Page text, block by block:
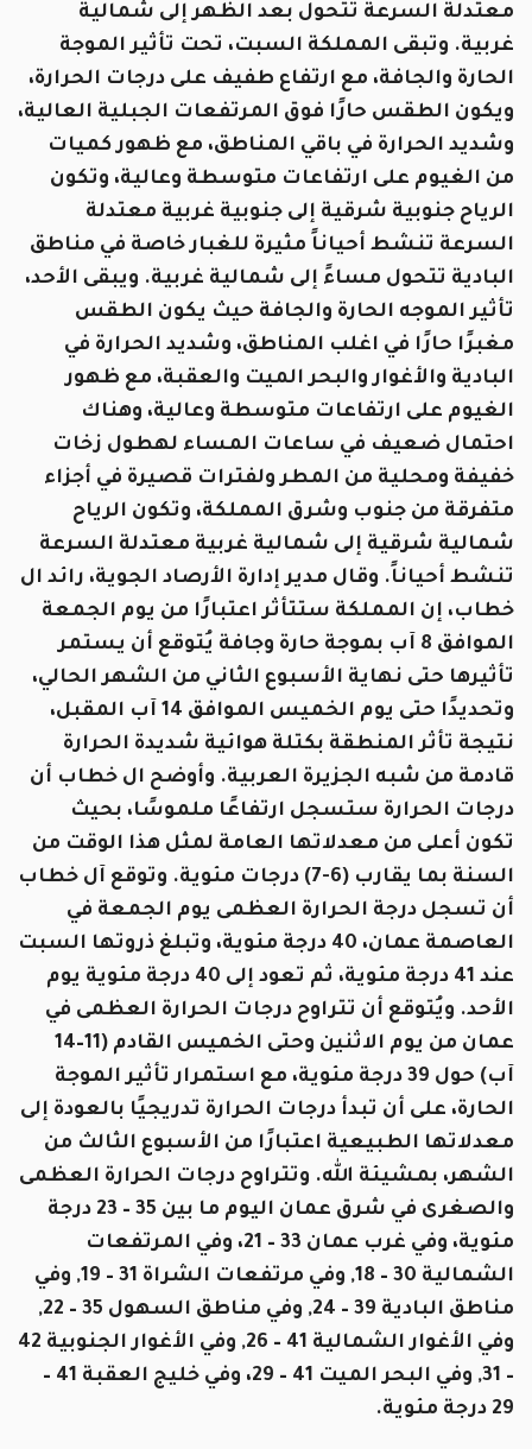
معتدلة السرعة تتحول بعد الظهر إلى شمالية
غربية. وتبقى المملكة السبت، تحت تأثير الموجة
الحارة والجافة، مع ارتفاع طفيف على درجات الحرارة،
ويكون الطقس حارًا فوق المرتفعات الجبلية العالية،
وشديد الحرارة في باقي المناطق، مع ظهور كميات
من الغيوم على ارتفاعات متوسطة وعالية، وتكون
الرياح جنوبية شرقية إلى جنوبية غربية معتدلة
السرعة تنشط أحياناً مثيرة للغبار خاصة في مناطق
البادية تتحول مساءً إلى شمالية غربية. ويبقى الأحد،
تأثير الموجه الحارة والجافة حيث يكون الطقس
مغبرًا حارًا في اغلب المناطق، وشديد الحرارة في
البادية والأغوار والبحر الميت والعقبة، مع ظهور
الغيوم على ارتفاعات متوسطة وعالية، وهناك
احتمال ضعيف في ساعات المساء لهطول زخات
خفيفة ومحلية من المطر ولفترات قصيرة في أجزاء
متفرقة من جنوب وشرق المملكة، وتكون الرياح
شمالية شرقية إلى شمالية غربية معتدلة السرعة
تنشط أحياناً. وقال مدير إدارة الأرصاد الجوية، رائد ال
خطاب، إن المملكة ستتأثر اعتبارًا من يوم الجمعة
الموافق 8 آب بموجة حارة وجافة يُتوقع أن يستمر
تأثيرها حتى نهاية الأسبوع الثاني من الشهر الحالي،
وتحديدًا حتى يوم الخميس الموافق 14 آب المقبل،
نتيجة تأثر المنطقة بكتلة هوائية شديدة الحرارة
قادمة من شبه الجزيرة العربية. وأوضح ال خطاب أن
درجات الحرارة ستسجل ارتفاعًا ملموسًا، بحيث
تكون أعلى من معدلاتها العامة لمثل هذا الوقت من
السنة بما يقارب (6-7) درجات مئوية. وتوقع آل خطاب
أن تسجل درجة الحرارة العظمى يوم الجمعة في
العاصمة عمان، 40 درجة مئوية، وتبلغ ذروتها السبت
عند 41 درجة مئوية، ثم تعود إلى 40 درجة مئوية يوم
الأحد. ويُتوقع أن تتراوح درجات الحرارة العظمى في
عمان من يوم الاثنين وحتى الخميس القادم (11–14
آب) حول 39 درجة مئوية، مع استمرار تأثير الموجة
الحارة، على أن تبدأ درجات الحرارة تدريجيًا بالعودة إلى
معدلاتها الطبيعية اعتبارًا من الأسبوع الثالث من
الشهر، بمشيئة الله. وتتراوح درجات الحرارة العظمى
والصغرى في شرق عمان اليوم ما بين 35 – 23 درجة
مئوية، وفي غرب عمان 33 – 21، وفي المرتفعات
الشمالية 30 – 18, وفي مرتفعات الشراة 31 – 19, وفي
مناطق البادية 39 – 24, وفي مناطق السهول 35 – 22,
وفي الأغوار الشمالية 41 – 26, وفي الأغوار الجنوبية 42
– 31, وفي البحر الميت 41 – 29، وفي خليج العقبة 41 –
29 درجة مئوية.